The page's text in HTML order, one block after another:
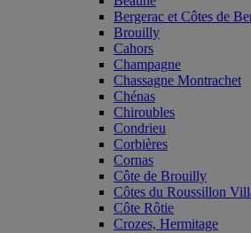
Bergerac et Côtes de
Brouilly
Cahors
Champagne
Chassagne Montrachet
Chénas
Chiroubles
Condrieu
Corbières
Cornas
Côte de Brouilly
Côtes du Roussillon
Côte Rôtie
Crozes, Hermitage